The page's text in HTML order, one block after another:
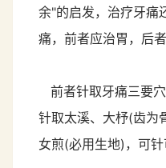
余"的启发，治疗牙痛
痛，前者应治胃，后者
前者针取牙痛三要
针取太溪、大杼(齿为
女煎(必用生地)，可针